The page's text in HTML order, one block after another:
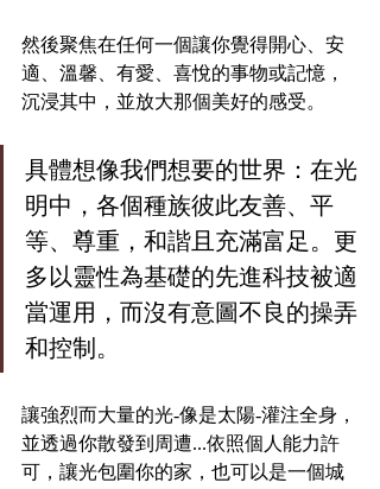
然後聚焦在任何一個讓你覺得開心、安
適、溫馨、有愛、喜悅的事物或記憶，
沉浸其中，並放大那個美好的感受。
具體想像我們想要的世界：在光
明中，各個種族彼此友善、平
等、尊重，和諧且充滿富足。更
多以靈性為基礎的先進科技被適
當運用，而沒有意圖不良的操弄
和控制。
讓強烈而大量的光-像是太陽-灌注全身，
並透過你散發到周遭...依照個人能力許
可，讓光包圍你的家，也可以是一個城